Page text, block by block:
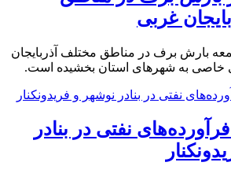
غربی
بارش برف در مناطق مختلف آذربایجان
خاصی به شهرهای استان بخشیده است.
نفتی در بنادر